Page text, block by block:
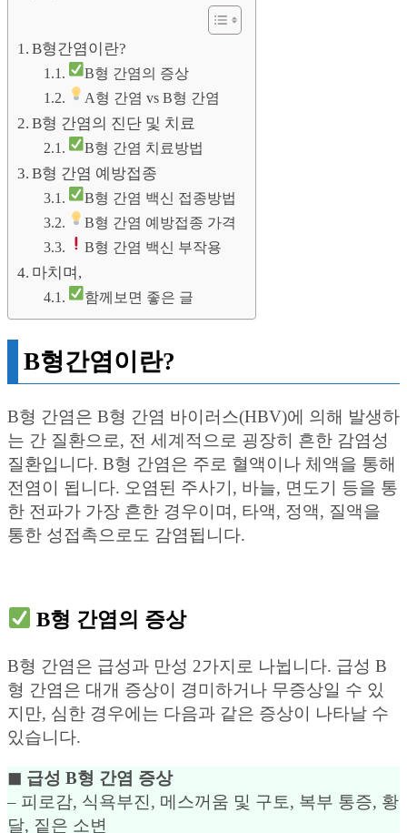
B형간염이란?
B형 간염의 증상
A형 간염 vs B형 간염
B형 간염의 진단 및 치료
B형 간염 치료방법
B형 간염 예방접종
B형 간염 백신 접종방법
B형 간염 예방접종 가격
B형 간염 백신 부작용
마치며,
함께보면 좋은 글
B형간염이란?
B형 간염은 B형 간염 바이러스(HBV)에 의해 발생하
는 간 질환으로, 전 세계적으로 굉장히 흔한 감염성
질환입니다. B형 간염은 주로 혈액이나 체액을 통해
전염이 됩니다. 오염된 주사기, 바늘, 면도기 등을 통
한 전파가 가장 흔한 경우이며, 타액, 정액, 질액을
통한 성접촉으로도 감염됩니다.
B형 간염의 증상
B형 간염은 급성과 만성 2가지로 나뉩니다. 급성 B
형 간염은 대개 증상이 경미하거나 무증상일 수 있
지만, 심한 경우에는 다음과 같은 증상이 나타날 수
있습니다.
◼︎ 급성 B형 간염 증상
– 피로감, 식욕부진, 메스꺼움 및 구토, 복부 통증, 황
달, 짙은 소변